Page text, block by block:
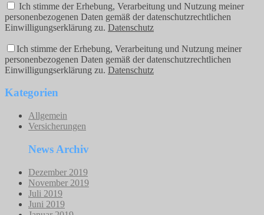
Ich stimme der Erhebung, Verarbeitung und Nutzung meiner
personenbezogenen Daten gemäß der datenschutzrechtlichen
Einwilligungserklärung zu. Datenschutz
Ich stimme der Erhebung, Verarbeitung und Nutzung meiner
personenbezogenen Daten gemäß der datenschutzrechtlichen
Einwilligungserklärung zu. Datenschutz
Kategorien
Allgemein
Versicherungen
News Archiv
Dezember 2019
November 2019
Juli 2019
Juni 2019